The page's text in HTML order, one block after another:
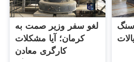
لغو سفر وزیر صمت به
کرمان؛ آیا مشکلات
کارگری معادن